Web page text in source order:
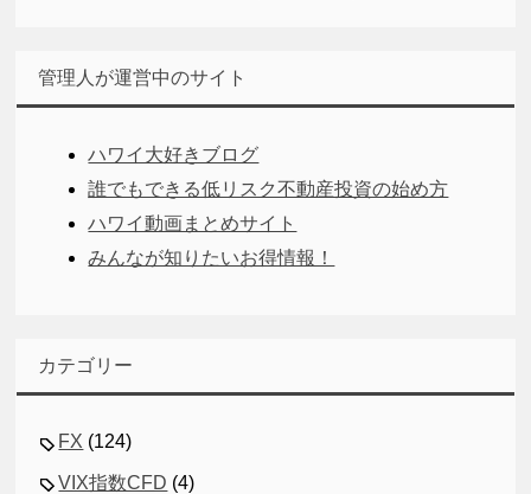
管理人が運営中のサイト
ハワイ大好きブログ
誰でもできる低リスク不動産投資の始め方
ハワイ動画まとめサイト
みんなが知りたいお得情報！
カテゴリー
FX (124)
VIX指数CFD (4)